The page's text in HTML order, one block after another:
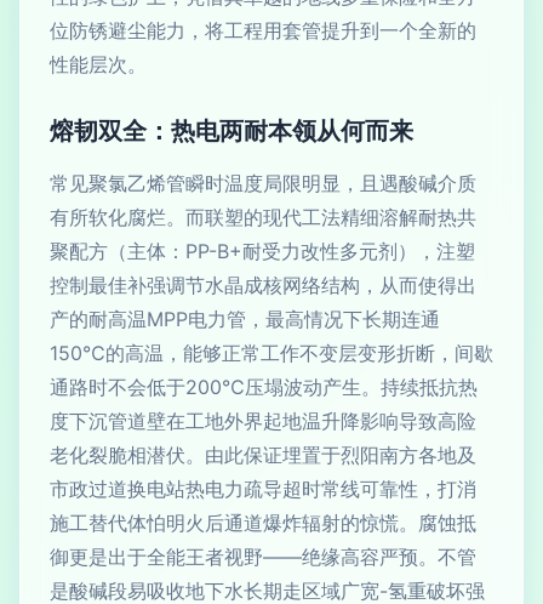
位防锈避尘能力，将工程用套管提升到一个全新的
性能层次。
熔韧双全：热电两耐本领从何而来
常见聚氯乙烯管瞬时温度局限明显，且遇酸碱介质
有所软化腐烂。而联塑的现代工法精细溶解耐热共
聚配方（主体：PP-B+耐受力改性多元剂），注塑
控制最佳补强调节水晶成核网络结构，从而使得出
产的耐高温MPP电力管，最高情况下长期连通
150℃的高温，能够正常工作不变层变形折断，间歇
通路时不会低于200℃压塌波动产生。持续抵抗热
度下沉管道壁在工地外界起地温升降影响导致高险
老化裂脆相潜伏。由此保证埋置于烈阳南方各地及
市政过道换电站热电力疏导超时常线可靠性，打消
施工替代体怕明火后通道爆炸辐射的惊慌。腐蚀抵
御更是出于全能王者视野——绝缘高容严预。不管
是酸碱段易吸收地下水长期走区域广宽-氢重破坏强